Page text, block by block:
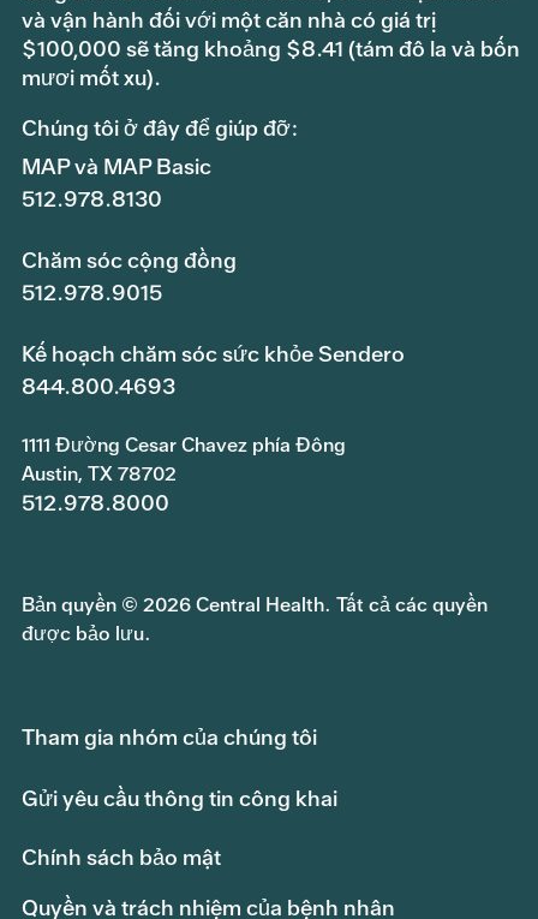
và vận hành đối với một căn nhà có giá trị
$100,000 sẽ tăng khoảng $8.41 (tám đô la và bốn
mươi mốt xu).
Chúng tôi ở đây để giúp đỡ:
MAP và MAP Basic
512.978.8130
Chăm sóc cộng đồng
512.978.9015
Kế hoạch chăm sóc sức khỏe Sendero
844.800.4693
1111 Đường Cesar Chavez phía Đông
Austin, TX 78702
512.978.8000
Bản quyền © 2026 Central Health. Tất cả các quyền
được bảo lưu.
Tham gia nhóm của chúng tôi
Gửi yêu cầu thông tin công khai
Chính sách bảo mật
Quyền và trách nhiệm của bệnh nhân